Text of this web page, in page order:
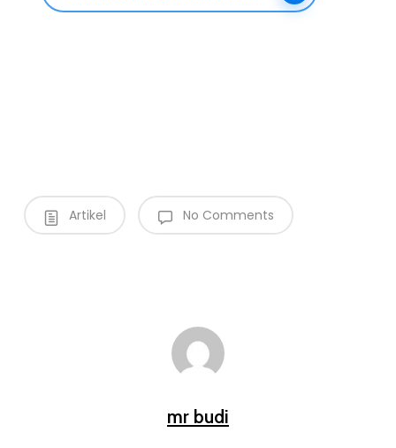
Artikel No Comments
mr budi